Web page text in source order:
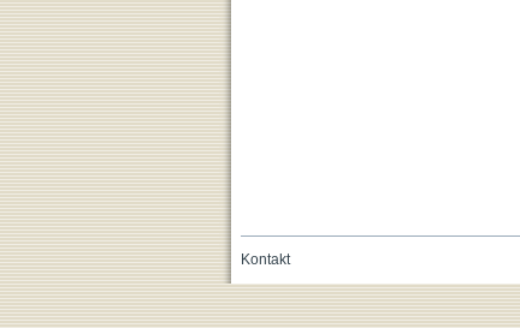
Kontakt